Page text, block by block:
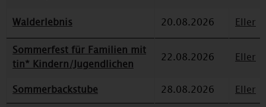
Walderlebnis 20.08.2026
Eller
Sommerfest für Familien mit
tin* Kindern/Jugendlichen
22.08.2026 Eller
Sommerbackstube 28.08.2026
Eller